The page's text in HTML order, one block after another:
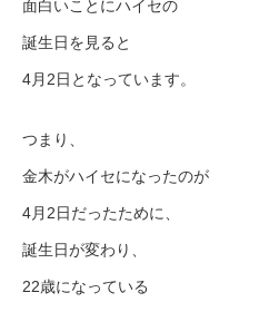
面白いことにハイセの
誕生日を見ると
4月2日となっています。
つまり、
金木がハイセになったのが
4月2日だったために、
誕生日が変わり、
22歳になっている